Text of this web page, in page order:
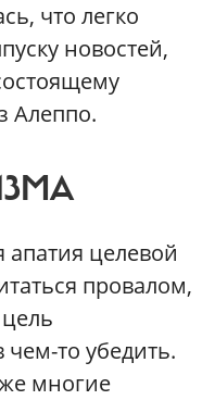
что легко
новостей,
Алеппо.
целевой
провалом,
то убедить.
многие